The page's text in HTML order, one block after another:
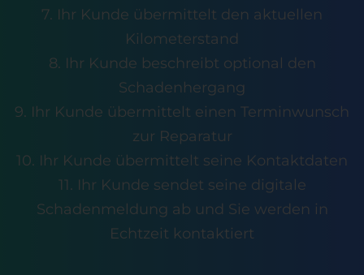
7. Ihr Kunde übermittelt den aktuellen
Kilometerstand
8. Ihr Kunde beschreibt optional den
Schadenhergang
9. Ihr Kunde übermittelt einen Terminwunsch
zur Reparatur
10. Ihr Kunde übermittelt seine Kontaktdaten
11. Ihr Kunde sendet seine digitale
Schadenmeldung ab und Sie werden in
Echtzeit kontaktiert